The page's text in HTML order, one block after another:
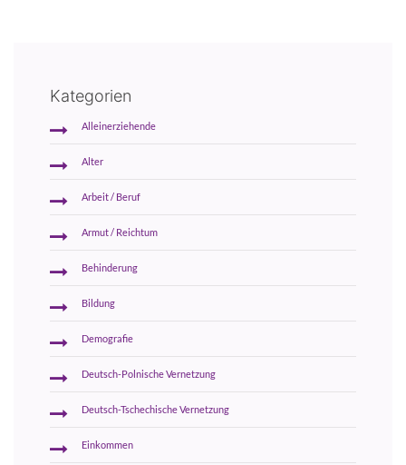
Kategorien
Alleinerziehende
Alter
Arbeit / Beruf
Armut / Reichtum
Behinderung
Bildung
Demografie
Deutsch-Polnische Vernetzung
Deutsch-Tschechische Vernetzung
Einkommen